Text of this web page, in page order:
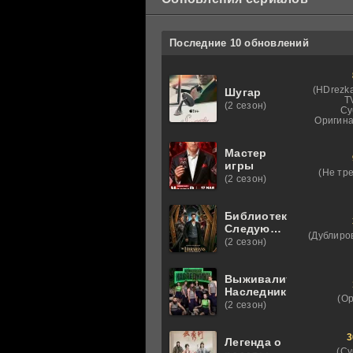
Последние 10 обновлений
Шугар
(2 сезон)
Мастер
игры
(2 сезон)
(Не
Библиотекари:
Следующая
глава
(2 сезон)
Выживалити.
Наследники
(2 сезон)
Легенда о